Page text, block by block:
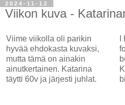
2024-11-12
Viikon kuva -
Viime viikolla oli parikin
hyvää ehdokasta kuvaksi,
mutta tämä on ainakin
ainutkertainen. Katarina
täytti 60v ja järjesti juhlat.